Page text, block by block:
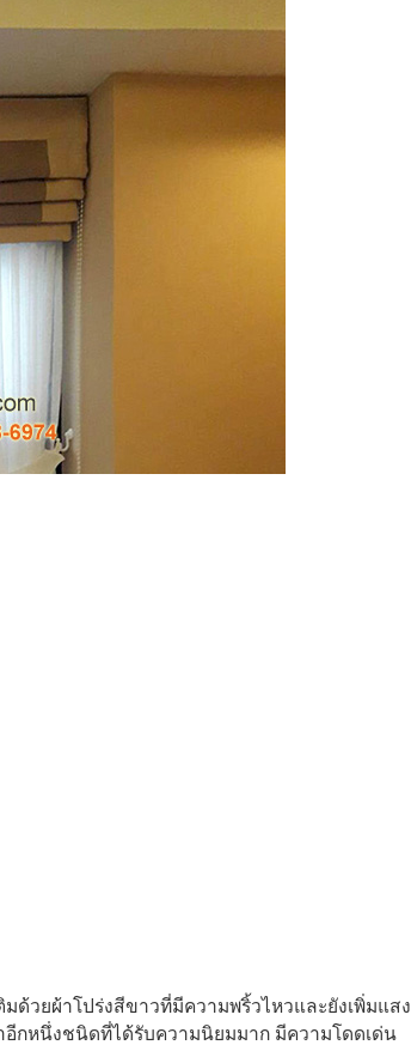
ด้วยผ้าโปร่งสีขาวที่มีความพริ้วไหวและยังเพิ่มแสง
กหนึ่งชนิดที่ได้รับความนิยมมาก มีความโดดเด่น